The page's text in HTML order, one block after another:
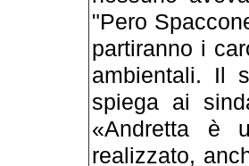
"Pero
partiranno i
ambientali. Il
spiega ai
«Andretta è
realizzato,